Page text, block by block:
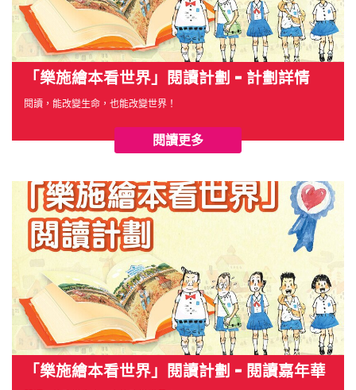
「樂施繪本看世界」閱讀計劃 - 計劃詳情
閱讀，能改變生命，也能改變世界！
閱讀更多
「樂施繪本看世界」閱讀計劃 - 閱讀嘉年華